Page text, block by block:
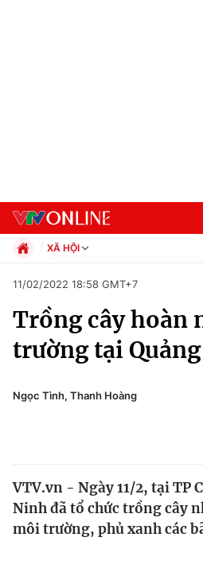
Chuyên mục
Chính trị
Xã hội
Y tế
XÃ HỘI
Xã hội
Pháp luật
Kinh tế
Thể thao
Văn hóa - Giải trí
Giáo dục
11/02/2022 18:58 GMT+7
Trồng cây hoàn
trường tại
Ngọc Tình, Thanh Hoàng
VTV.vn - Ngày 11/2, tại TP
Ninh đã tổ chức trồng cây
môi trường, phủ xanh các